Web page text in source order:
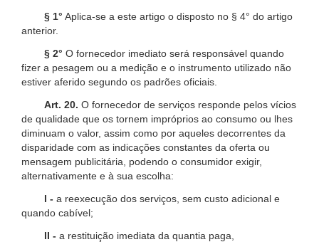
§ 1° Aplica-se a este artigo o disposto no § 4° do artigo
anterior.
§ 2° O fornecedor imediato será responsável quando
fizer a pesagem ou a medição e o instrumento utilizado não
estiver aferido segundo os padrões oficiais.
Art. 20. O fornecedor de serviços responde pelos vícios
de qualidade que os tornem impróprios ao consumo ou lhes
diminuam o valor, assim como por aqueles decorrentes da
disparidade com as indicações constantes da oferta ou
mensagem publicitária, podendo o consumidor exigir,
alternativamente e à sua escolha:
I - a reexecução dos serviços, sem custo adicional e
quando cabível;
II - a restituição imediata da quantia paga,